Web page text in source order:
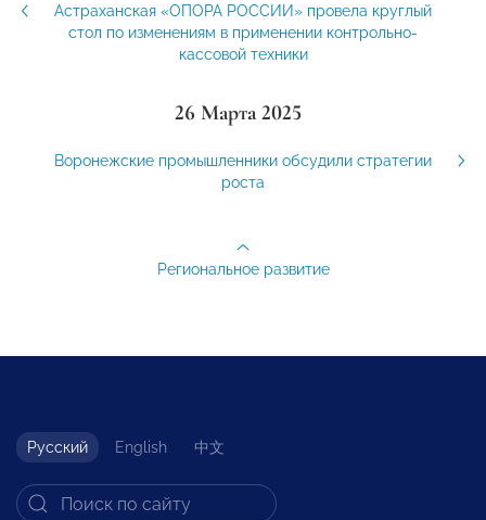
Астраханская «ОПОРА РОССИИ» провела круглый
стол по изменениям в применении контрольно-
кассовой техники
26 Марта 2025
Воронежские промышленники обсудили стратегии
роста
Региональное развитие
Русский English 中文